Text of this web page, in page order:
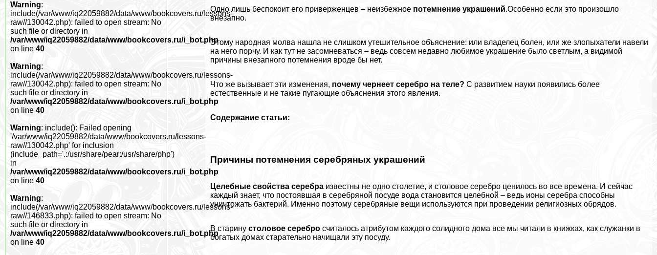
Одно лишь беспокоит его приверженцев – неизбежное потемнение украшений.Особенно если это произошло
внезапно.
Этому народная молва нашла не слишком утешительное объяснение: или владелец болен, или же злопыхатели навели
на него порчу. И как тут не засомневаться – ведь совсем недавно любимое украшение было светлым, а видимой
причины внезапного потемнения вроде бы нет.
Что же вызывает эти изменения, почему чернеет серебро на теле? С развитием науки появились более
естественные и не такие пугающие объяснения этого явления.
Содержание статьи:
Причины потемнения серебряных украшений
Целебные свойства серебра известны не одно столетие, и столовое серебро ценилось во все времена. И сейчас
каждый знает, что постоявшая в серебряной посуде вода становится целебной – ведь ионы серебра способны
уничтожать бактерий. Именно поэтому серебряные вещи используются при проведении религиозных обрядов.
В старинустоловое серебро считалось атрибутом каждого солидного дома все мы читали в книжках, как служанки в
богатых домах старательно начищали эту посуду.
Warning:
include(/var/www/iq22059882/data/www/bookcovers.ru/lessons-
raw//130042.php): failed to open stream: No
such file or directory in
/var/www/iq22059882/data/www/bookcovers.ru/i_bot.php
on line 40
Warning:
include(/var/www/iq22059882/data/www/bookcovers.ru/lessons-
raw//130042.php): failed to open stream: No
such file or directory in
/var/www/iq22059882/data/www/bookcovers.ru/i_bot.php
on line 40
Warning: include(): Failed opening
'/var/www/iq22059882/data/www/bookcovers.ru/lessons-
raw//130042.php' for inclusion
(include_path='.:/usr/share/pear:/usr/share/php')
in
/var/www/iq22059882/data/www/bookcovers.ru/i_bot.php
on line 40
Warning:
include(/var/www/iq22059882/data/www/bookcovers.ru/lessons-
raw//146833.php): failed to open stream: No
such file or directory in
/var/www/iq22059882/data/www/bookcovers.ru/i_bot.php
on line 40